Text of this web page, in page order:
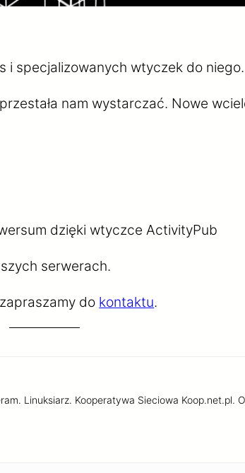
i specjalizowanych wtyczek do niego.
nam wystarczać. Nowe
dzięki wtyczce ActivityPub
serwerach.
do kontaktu.
Linuksiarz. Kooperatywa Sieciowa Koop.net.pl.